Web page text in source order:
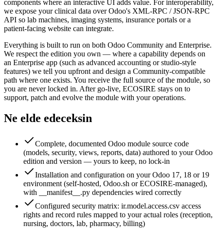
components where an interactive UI adds value. For interoperability,
we expose your clinical data over Odoo's XML-RPC / JSON-RPC
API so lab machines, imaging systems, insurance portals or a
patient-facing website can integrate.
Everything is built to run on both Odoo Community and Enterprise.
We respect the edition you own — where a capability depends on
an Enterprise app (such as advanced accounting or studio-style
features) we tell you upfront and design a Community-compatible
path where one exists. You receive the full source of the module, so
you are never locked in. After go-live, ECOSIRE stays on to
support, patch and evolve the module with your operations.
Ne elde edeceksin
Complete, documented Odoo module source code
(models, security, views, reports, data) authored to your Odoo
edition and version — yours to keep, no lock-in
Installation and configuration on your Odoo 17, 18 or 19
environment (self-hosted, Odoo.sh or ECOSIRE-managed),
with __manifest__.py dependencies wired correctly
Configured security matrix: ir.model.access.csv access
rights and record rules mapped to your actual roles (reception,
nursing, doctors, lab, pharmacy, billing)